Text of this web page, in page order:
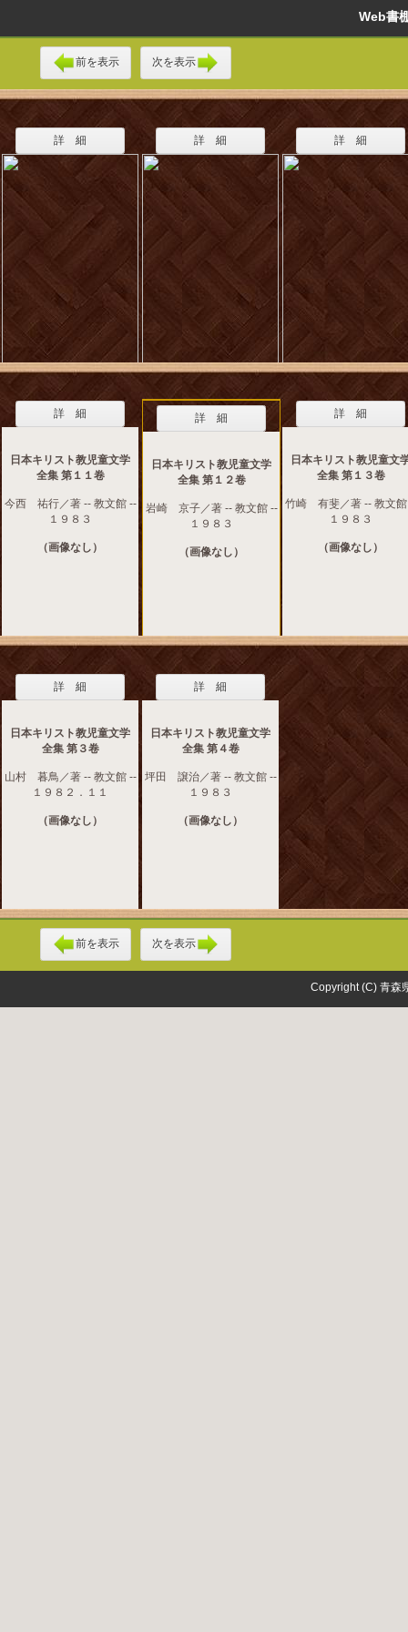
Web
前を表示 次を表示
詳 細 詳 細 詳 細
詳 細
日本キリスト教児童文学
全集 第１１卷
今西 祐行／著 -- 教文館 --
１９８３
（画像なし）
詳 細
日本キリスト教児童文学
全集 第１２卷
岩崎 京子／著 -- 教文館 --
１９８３
（画像なし）
詳 細
日本キリスト教児童文
全集 第１３卷
竹崎 有斐／著 -- 教文館
１９８３
（画像なし）
詳 細
日本キリスト教児童文学
全集 第３卷
山村 暮鳥／著 -- 教文館 --
１９８２．１１
（画像なし）
詳 細
日本キリスト教児童文学
全集 第４卷
坪田 譲治／著 -- 教文館 --
１９８３
（画像なし）
前を表示 次を表示
Copyright (C) 青森